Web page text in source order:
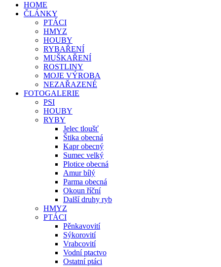
HOME
ČLÁNKY
PTÁCI
HMYZ
HOUBY
RYBAŘENÍ
MUŠKAŘENÍ
ROSTLINY
MOJE VÝROBA
NEZAŘAZENÉ
FOTOGALERIE
PSI
HOUBY
RYBY
Jelec tloušť
Štika obecná
Kapr obecný
Sumec velký
Plotice obecná
Amur bílý
Parma obecná
Okoun říční
Další druhy ryb
HMYZ
PTÁCI
Pěnkavovití
Sýkorovití
Vrabcovití
Vodní ptactvo
Ostatní ptáci